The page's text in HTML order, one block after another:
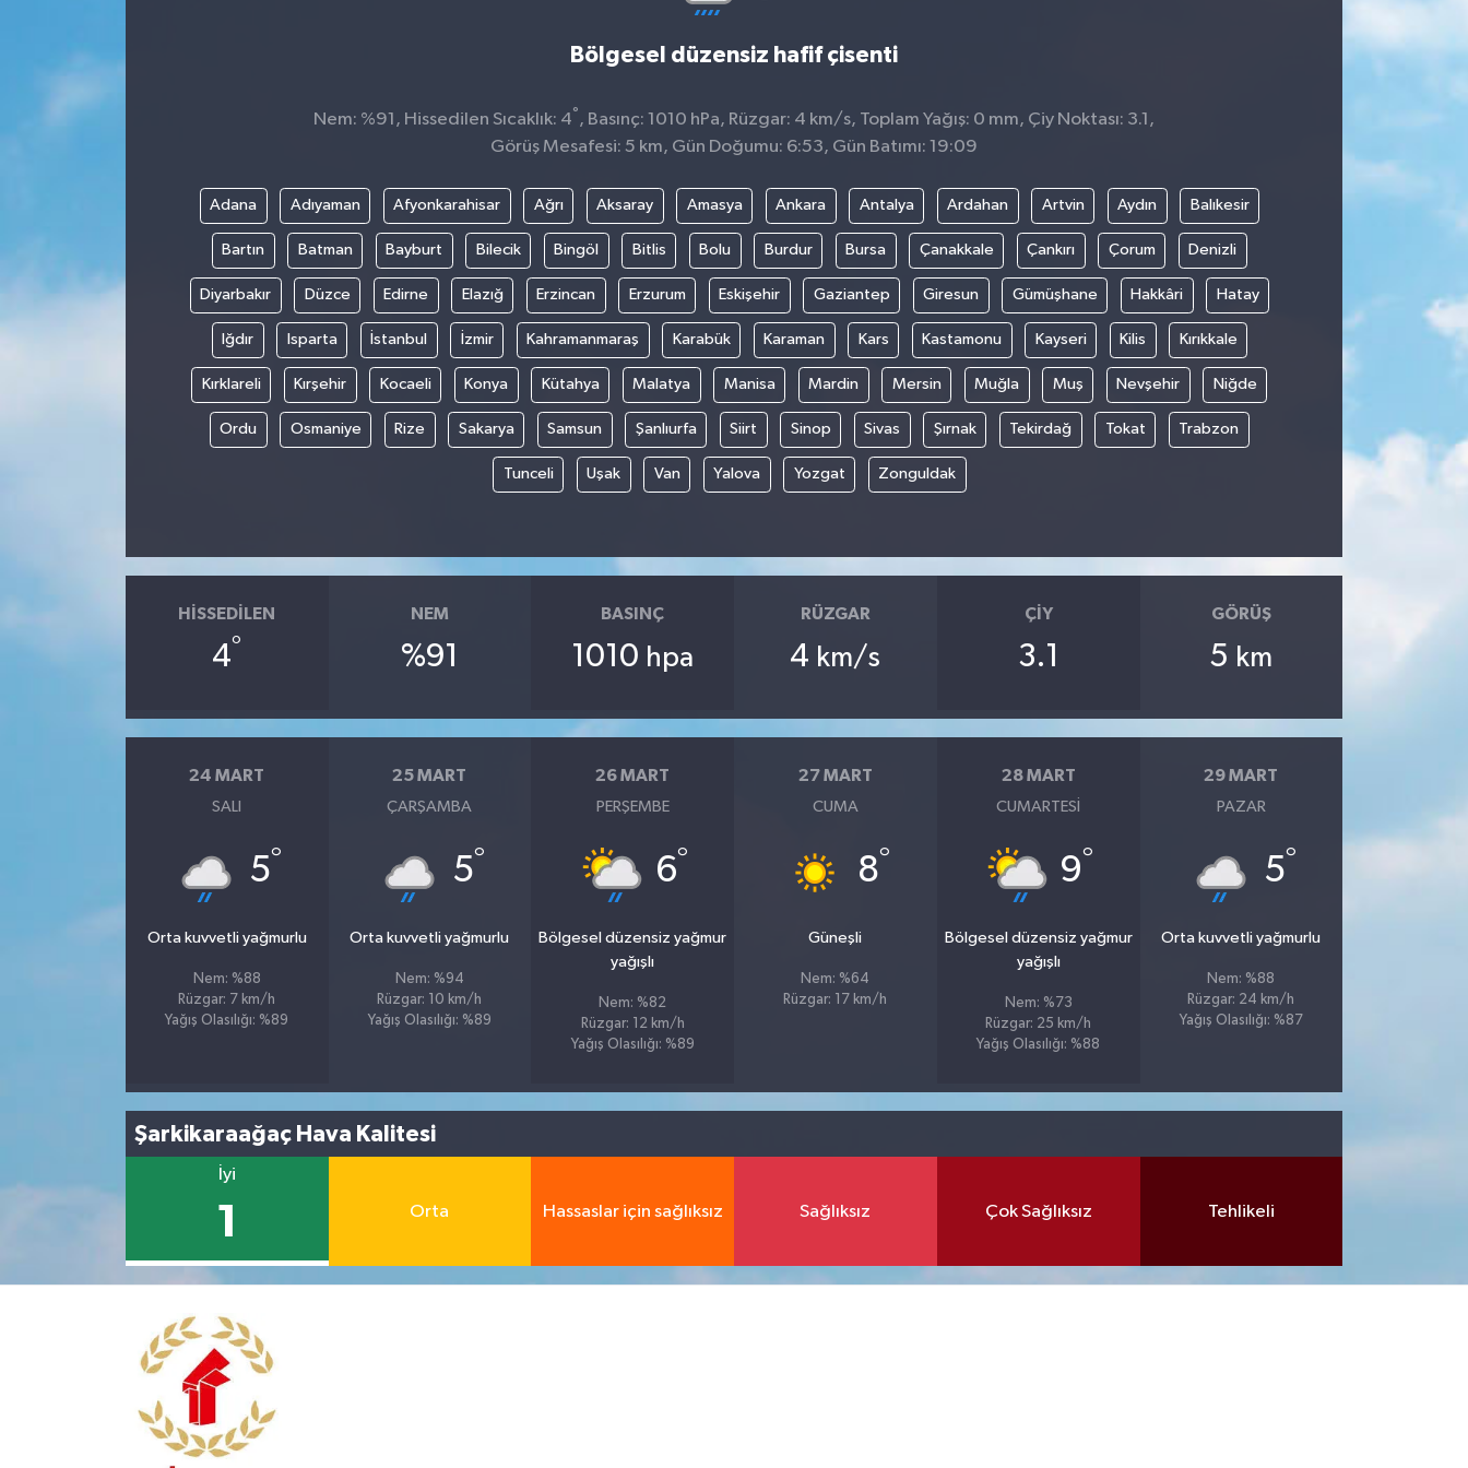
Bölgesel düzensiz hafif çisenti
Nem: %91, Hissedilen Sıcaklık: 4° , Basınç: 1010 hPa, Rüzgar: 4 km/s, Toplam Yağış: 0 mm, Çiy Noktası: 3.1,
Görüş Mesafesi: 5 km, Gün Doğumu: 6:53, Gün Batımı: 19:09
Adana Adıyaman Afyonkarahisar Ağrı Aksaray Amasya Ankara Antalya Ardahan Artvin Aydın Balıkesir
Bartın Batman Bayburt Bilecik Bingöl Bitlis Bolu Burdur Bursa Çanakkale Çankırı Çorum Denizli
Diyarbakır Düzce Edirne Elazığ Erzincan Erzurum Eskişehir Gaziantep Giresun Gümüşhane Hakkâri Hatay
Iğdır Isparta İstanbul İzmir Kahramanmaraş Karabük Karaman Kars Kastamonu Kayseri Kilis Kırıkkale
Kırklareli Kırşehir Kocaeli Konya Kütahya Malatya Manisa Mardin Mersin Muğla Muş Nevşehir Niğde
Ordu Osmaniye Rize Sakarya Samsun Şanlıurfa Siirt Sinop Sivas Şırnak Tekirdağ Tokat Trabzon
Tunceli Uşak Van Yalova Yozgat Zonguldak
HISSEDILEN
4°
NEM
%91
BASINÇ
1010 hpa
RÜZGAR
4 km/s
ÇIY
3.1
GÖRÜŞ
5 km
24 MART
SALI
5°
Orta kuvvetli yağmurlu
Nem: %88
Rüzgar: 7 km/h
Yağış Olasılığı: %89
25 MART
ÇARŞAMBA
5°
Orta kuvvetli yağmurlu
Nem: %94
Rüzgar: 10 km/h
Yağış Olasılığı: %89
26 MART
PERŞEMBE
6°
Bölgesel düzensiz yağmur
yağışlı
Nem: %82
Rüzgar: 12 km/h
Yağış Olasılığı: %89
27 MART
CUMA
8°
Güneşli
Nem: %64
Rüzgar: 17 km/h
28 MART
CUMARTESI
9°
Bölgesel düzensiz yağmur
yağışlı
Nem: %73
Rüzgar: 25 km/h
Yağış Olasılığı: %88
29 MART
PAZAR
5°
Orta kuvvetli yağmurlu
Nem: %88
Rüzgar: 24 km/h
Yağış Olasılığı: %87
Şarkikaraağaç Hava Kalitesi
İyi
1 Orta Hassaslar için sağlıksız Sağlıksız Çok Sağlıksız Tehlikeli
PROJELER İNGİLİZCE
YEREL MEDYA RAPORU